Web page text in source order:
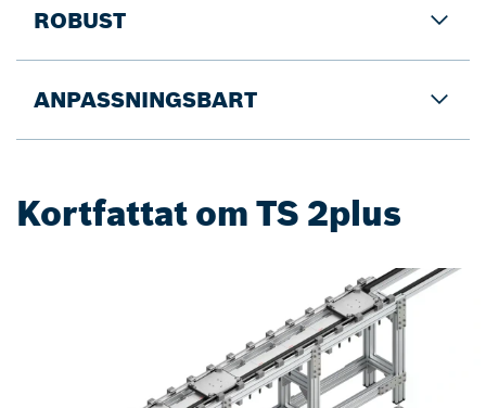
ROBUST
ANPASSNINGSBART
Kortfattat om TS 2plus